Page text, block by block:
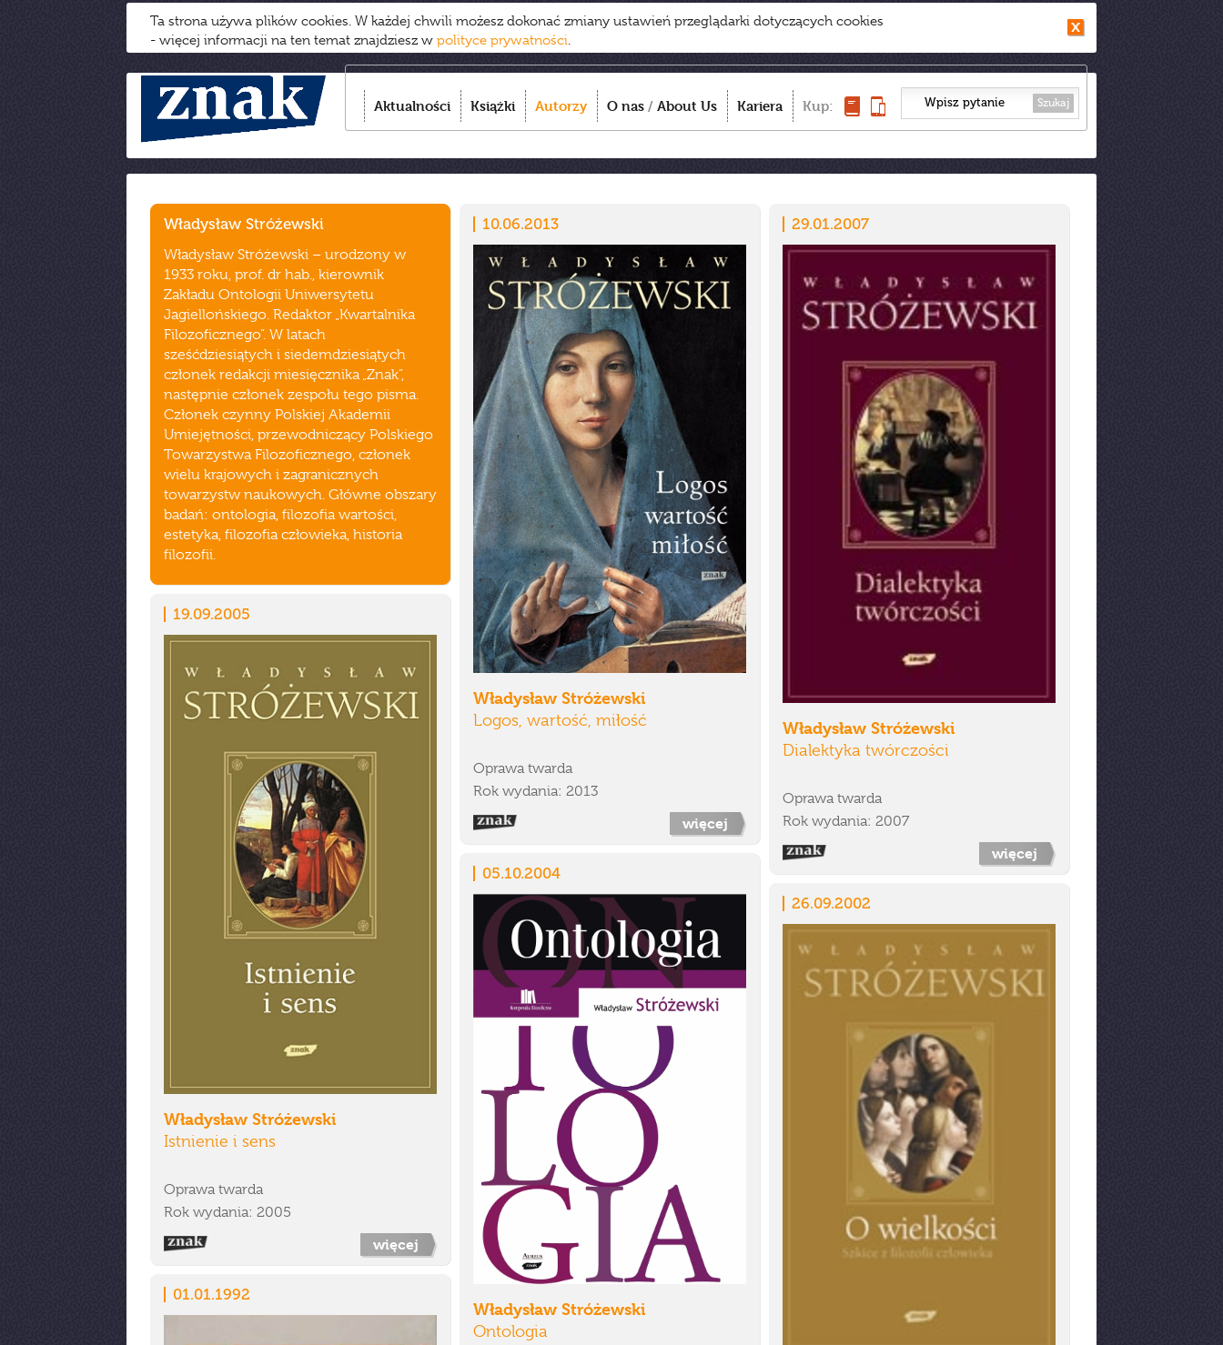
Ta strona używa plików cookies. W każdej chwili możesz dokonać zmiany ustawień przeglądarki dotyczących cookies
- więcej informacji na ten temat znajdziesz w polityce prywatności.
Aktualności Książki Autorzy O nas / About Us Kariera Kup: Szukaj
Władysław Stróżewski
Władysław Stróżewski – urodzony w
1933 roku, prof. dr hab., kierownik
Zakładu Ontologii Uniwersytetu
Jagiellońskiego. Redaktor „Kwartalnika
Filozoficznego”. W latach
sześćdziesiątych i siedemdziesiątych
członek redakcji miesięcznika „Znak”,
następnie członek zespołu tego pisma.
Członek czynny Polskiej Akademii
Umiejętności, przewodniczący Polskiego
Towarzystwa Filozoficznego, członek
wielu krajowych i zagranicznych
towarzystw naukowych. Główne obszary
badań: ontologia, filozofia wartości,
estetyka, filozofia człowieka, historia
filozofii.
10.06.2013
Władysław Stróżewski
Logos, wartość, miłość
Oprawa twarda
Rok wydania: 2013
więcej
29.01.2007
Władysław Stróżewski
Dialektyka twórczości
Oprawa twarda
Rok wydania: 2007
więcej
19.09.2005
Władysław Stróżewski
Istnienie i sens
Oprawa twarda
Rok wydania: 2005
więcej
05.10.2004
Władysław Stróżewski
Ontologia
26.09.2002
01.01.1992